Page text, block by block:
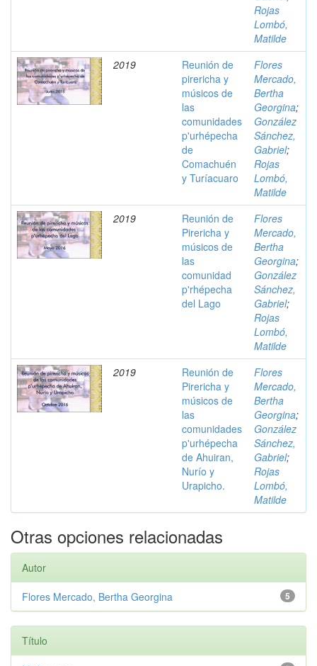
Rojas
Lombó,
Matilde
2019
Reunión de
pirericha y
músicos de
las
comunidades
p'urhépecha
de
Comachuén
y Turíacuaro
Flores
Mercado,
Bertha
Georgina;
González
Sánchez,
Gabriel;
Rojas
Lombó,
Matilde
2019
Reunión de
Pirericha y
músicos de
las
comunidad
p'rhépecha
del Lago
Flores
Mercado,
Bertha
Georgina;
González
Sánchez,
Gabriel;
Rojas
Lombó,
Matilde
2019
Reunión de
Pirericha y
músicos de
las
comunidades
p'urhépecha
de Ahuiran,
Nurío y
Urapicho.
Flores
Mercado,
Bertha
Georgina;
González
Sánchez,
Gabriel;
Rojas
Lombó,
Matilde
Otras opciones relacionadas
Autor
5
Flores Mercado, Bertha Georgina
Título